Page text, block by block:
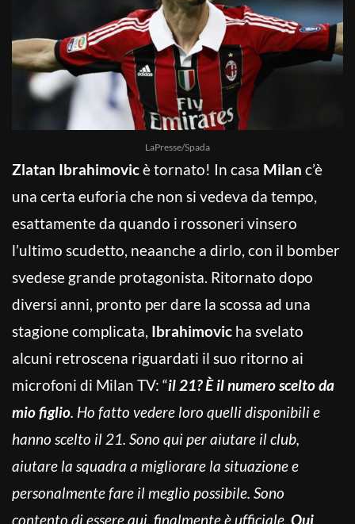
LaPresse/Spada
Zlatan Ibrahimovicè tornato! In casa Milan c’è
una certa euforia che non si vedeva da tempo,
esattamente da quando i rossoneri vinsero
l’ultimo scudetto, neaanche a dirlo, con il bomber
svedese grande protagonista. Ritornato dopo
diversi anni, pronto per dare la scossa ad una
stagione complicata, Ibrahimovic ha svelato
alcuni retroscena riguardati il suo ritorno ai
microfoni di Milan TV: “il 21? È il numero scelto da
mio figlio. Ho fatto vedere loro quelli disponibili e
hanno scelto il 21. Sono qui per aiutare il club,
aiutare la squadra a migliorare la situazione e
personalmente fare il meglio possibile. Sono
contento di essere qui, finalmente è ufficiale. Qui